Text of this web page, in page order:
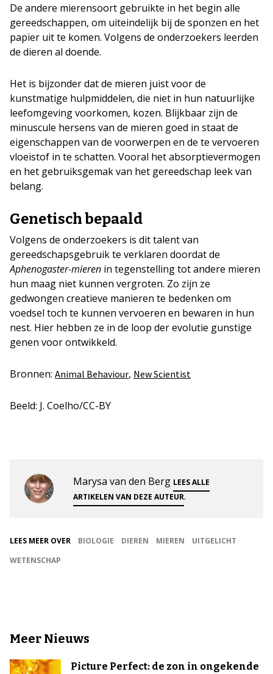
De andere mierensoort gebruikte in het begin alle
gereedschappen, om uiteindelijk bij de sponzen en het
papier uit te komen. Volgens de onderzoekers leerden
de dieren al doende.
Het is bijzonder dat de mieren juist voor de
kunstmatige hulpmiddelen, die niet in hun natuurlijke
leefomgeving voorkomen, kozen. Blijkbaar zijn de
minuscule hersens van de mieren goed in staat de
eigenschappen van de voorwerpen en de te vervoeren
vloeistof in te schatten. Vooral het absorptievermogen
en het gebruiksgemak van het gereedschap leek van
belang.
Genetisch bepaald
Volgens de onderzoekers is dit talent van
gereedschapsgebruik te verklaren doordat de
Aphenogaster-mieren in tegenstelling tot andere mieren
hun maag niet kunnen vergroten. Zo zijn ze
gedwongen creatieve manieren te bedenken om
voedsel toch te kunnen vervoeren en bewaren in hun
nest. Hier hebben ze in de loop der evolutie gunstige
genen voor ontwikkeld.
Bronnen: Animal Behaviour, New Scientist
Beeld: J. Coelho/CC-BY
Marysa van den Berg LEES ALLE
ARTIKELEN VAN DEZE AUTEUR.
LEES MEER OVER BIOLOGIE DIEREN MIEREN
UITGELICHT
WETENSCHAP
Meer Nieuws
Picture Perfect: de zon in ongekende